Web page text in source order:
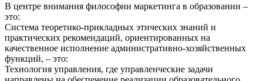
В центре внимания философии маркетинга в образовании –
это:
Система теоретико-прикладных этических знаний и
практических рекомендаций, ориентированных на
качественное исполнение административно-хозяйственных
функций, – это:
Технология управления, где управленческие задачи